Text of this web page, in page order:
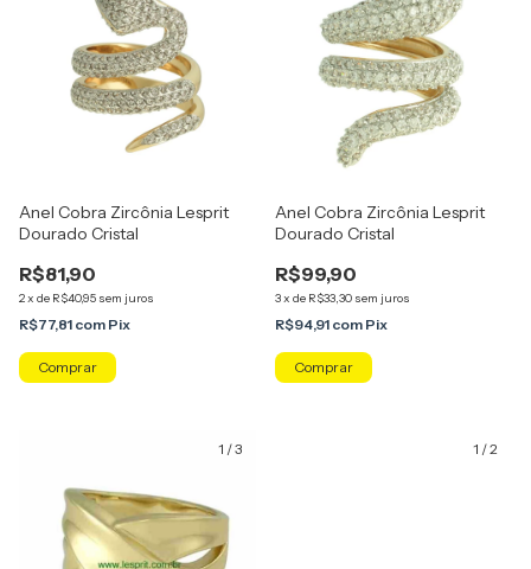
Anel Cobra Zircônia Lesprit
Dourado Cristal
R$81,90
2x de R$40,95 sem juros
R$77,81 com Pix
Comprar
Anel Cobra Zircônia Lesprit
Dourado Cristal
R$99,90
3x de R$33,30 sem juros
R$94,91 com Pix
Comprar
1 /3 1 /2